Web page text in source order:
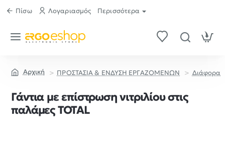
Πίσω Λογαριασμός Περισσότερα
ΠΡΟΣΤΑΣΙΑ & ΕΝΔΥΣΗ ΕΡΓΑΖΟΜΕΝΩΝ Διάφορα
Γάντια με επίστρωση νιτριλίου στις
παλάμες TOTAL